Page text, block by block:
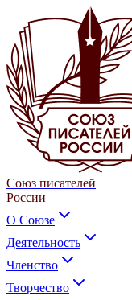
Союз писателей
России
О Союзе
Деятельность
Членство
Творчество